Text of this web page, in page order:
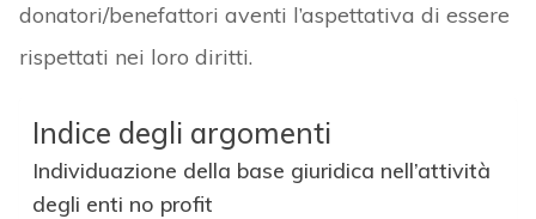
donatori/benefattori aventi l’aspettativa di essere
rispettati nei loro diritti.
Indice degli argomenti
Individuazione della base giuridica nell’attività
degli enti no profit